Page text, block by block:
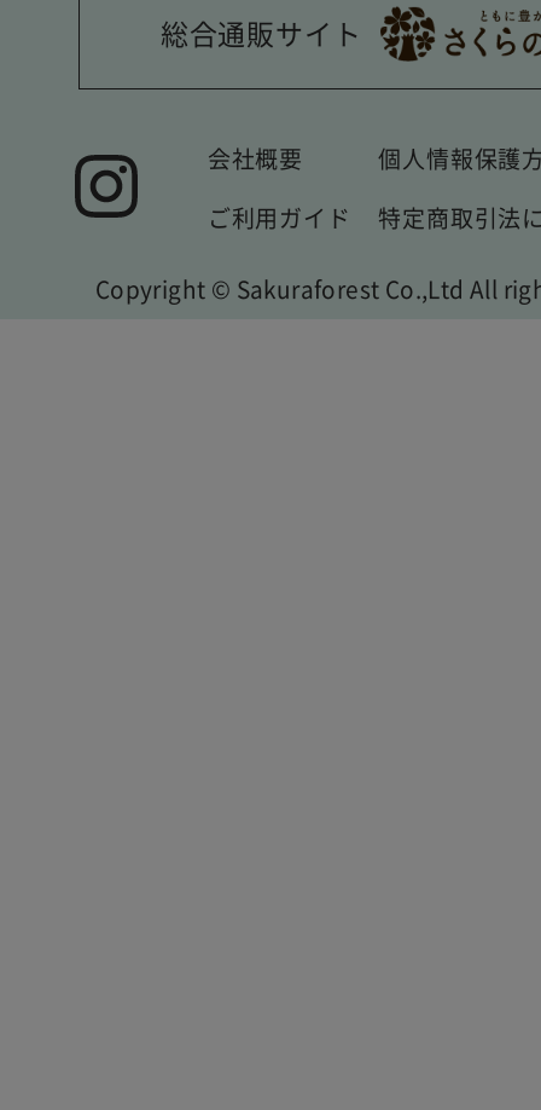
総合通販サイト
会社概要
個人情報保護
ご利用ガイド
特定商取引法
Copyright © Sakuraforest Co.,Ltd All